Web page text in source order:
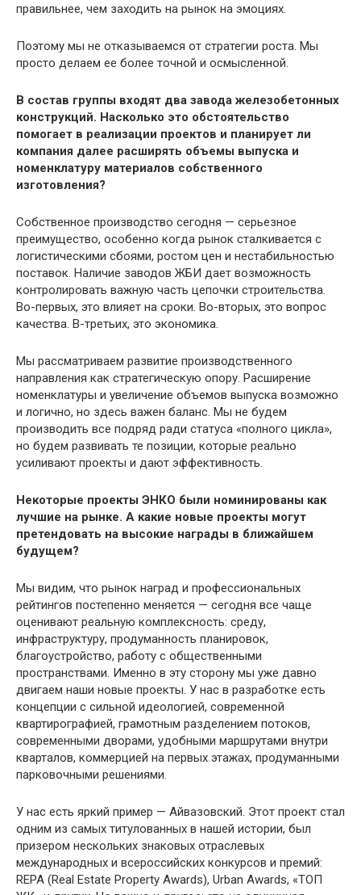
правильнее, чем заходить на рынок на эмоциях.
Поэтому мы не отказываемся от стратегии роста. Мы
просто делаем ее более точной и осмысленной.
В состав группы входят два завода железобетонных
конструкций. Насколько это обстоятельство
помогает в реализации проектов и планирует ли
компания далее расширять объемы выпуска и
номенклатуру материалов собственного
изготовления?
Собственное производство сегодня — серьезное
преимущество, особенно когда рынок сталкивается с
логистическими сбоями, ростом цен и нестабильностью
поставок. Наличие заводов ЖБИ дает возможность
контролировать важную часть цепочки строительства.
Во-первых, это влияет на сроки. Во-вторых, это вопрос
качества. В-третьих, это экономика.
Мы рассматриваем развитие производственного
направления как стратегическую опору. Расширение
номенклатуры и увеличение объемов выпуска возможно
и логично, но здесь важен баланс. Мы не будем
производить все подряд ради статуса «полного цикла»,
но будем развивать те позиции, которые реально
усиливают проекты и дают эффективность.
Некоторые проекты ЭНКО были номинированы как
лучшие на рынке. А какие новые проекты могут
претендовать на высокие награды в ближайшем
будущем?
Мы видим, что рынок наград и профессиональных
рейтингов постепенно меняется — сегодня все чаще
оценивают реальную комплексность: среду,
инфраструктуру, продуманность планировок,
благоустройство, работу с общественными
пространствами. Именно в эту сторону мы уже давно
двигаем наши новые проекты. У нас в разработке есть
концепции с сильной идеологией, современной
квартирографией, грамотным разделением потоков,
современными дворами, удобными маршрутами внутри
кварталов, коммерцией на первых этажах, продуманными
парковочными решениями.
У нас есть яркий пример — Айвазовский. Этот проект стал
одним из самых титулованных в нашей истории, был
призером нескольких знаковых отраслевых
международных и всероссийских конкурсов и премий:
REPA (Real Estate Property Awards), Urban Awards, «ТОП